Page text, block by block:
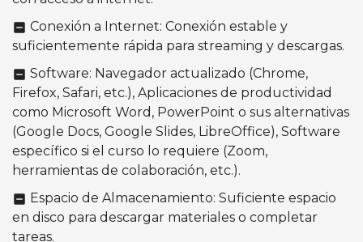
indeterminate_check_box Conexión a Internet: Conexión estable y
suficientemente rápida para streaming y descargas.
indeterminate_check_box Software: Navegador actualizado (Chrome,
Firefox, Safari, etc.), Aplicaciones de productividad
como Microsoft Word, PowerPoint o sus alternativas
(Google Docs, Google Slides, LibreOffice), Software
específico si el curso lo requiere (Zoom,
herramientas de colaboración, etc.).
indeterminate_check_box Espacio de Almacenamiento: Suficiente espacio
en disco para descargar materiales o completar
tareas.